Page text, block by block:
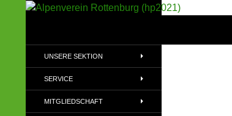
(DAV)
UNSERE SEKTION
SERVICE
MITGLIEDSCHAFT